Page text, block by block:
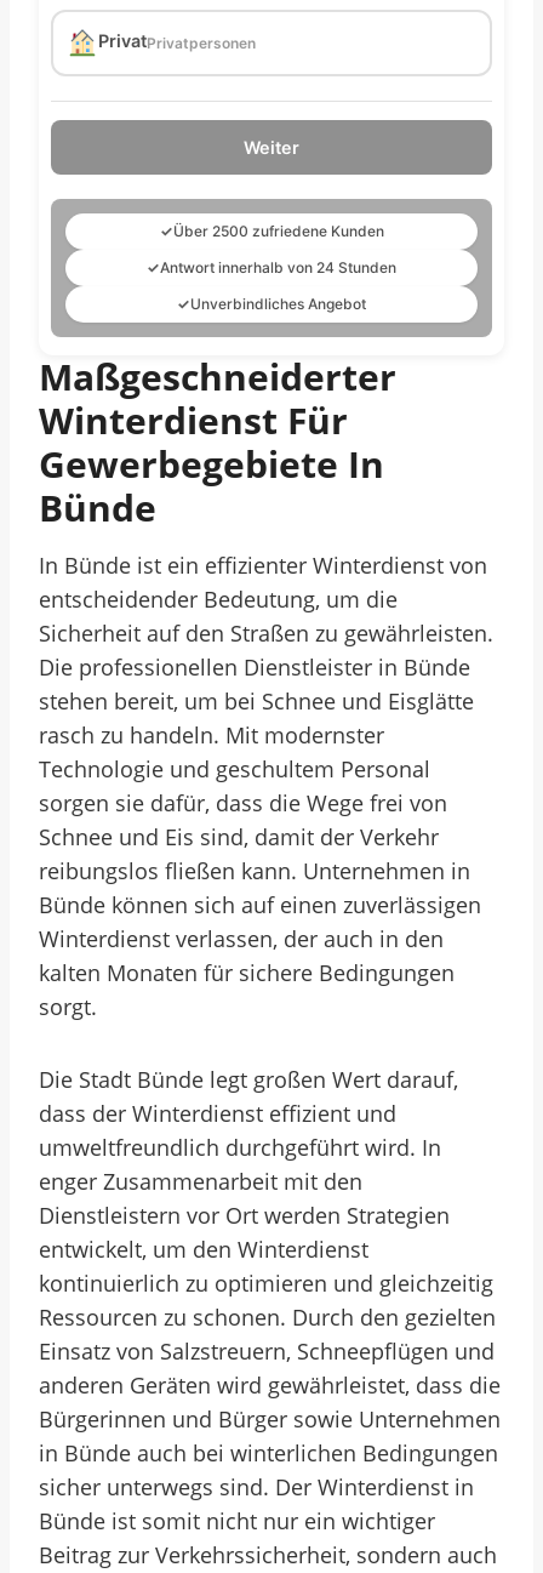
PrivatPrivatpersonen
Weiter
✓Über 2500 zufriedene Kunden
✓Antwort innerhalb von 24 Stunden
✓Unverbindliches Angebot
Maßgeschneiderter
Winterdienst Für
Gewerbegebiete In
Bünde
In Bünde ist ein effizienter Winterdienst von
entscheidender Bedeutung, um die
Sicherheit auf den Straßen zu gewährleisten.
Die professionellen Dienstleister in Bünde
stehen bereit, um bei Schnee und Eisglätte
rasch zu handeln. Mit modernster
Technologie und geschultem Personal
sorgen sie dafür, dass die Wege frei von
Schnee und Eis sind, damit der Verkehr
reibungslos fließen kann. Unternehmen in
Bünde können sich auf einen zuverlässigen
Winterdienst verlassen, der auch in den
kalten Monaten für sichere Bedingungen
sorgt.
Die Stadt Bünde legt großen Wert darauf,
dass der Winterdienst effizient und
umweltfreundlich durchgeführt wird. In
enger Zusammenarbeit mit den
Dienstleistern vor Ort werden Strategien
entwickelt, um den Winterdienst
kontinuierlich zu optimieren und gleichzeitig
Ressourcen zu schonen. Durch den gezielten
Einsatz von Salzstreuern, Schneepflügen und
anderen Geräten wird gewährleistet, dass die
Bürgerinnen und Bürger sowie Unternehmen
in Bünde auch bei winterlichen Bedingungen
sicher unterwegs sind. Der Winterdienst in
Bünde ist somit nicht nur ein wichtiger
Beitrag zur Verkehrssicherheit, sondern auch